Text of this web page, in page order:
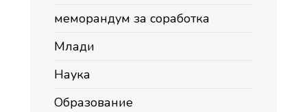
меморандум за соработка
Млади
Наука
Образование